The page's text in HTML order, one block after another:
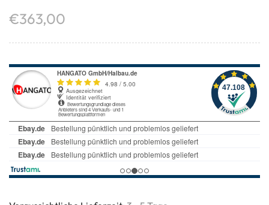
€363,00